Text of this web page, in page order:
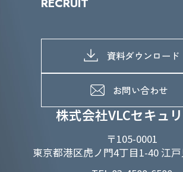
株式会社VLCセキュ
〒105-0001
東京都港区虎ノ門4丁目1-40 江
IRライブラリー
よくあるご質問
当グループのマテリアリティ
SDGs推進体制
D&Iの取り組み
募集職種一覧
メッセージ
メンバーインタビュー
資料ダウンロード
お問い合わせ